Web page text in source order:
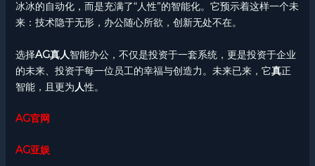
冰冰的自动化，而是充满了“人性”的智能化。它预示着这样一个未
来：技术隐于无形，办公随心所欲，创新无处不在。
选择AG真人智能办公，不仅是投资于一套系统，更是投资于企业
的未来、投资于每一位员工的幸福与创造力。未来已来，它真正
智能，且更为人性。
AG官网
AG亚娱